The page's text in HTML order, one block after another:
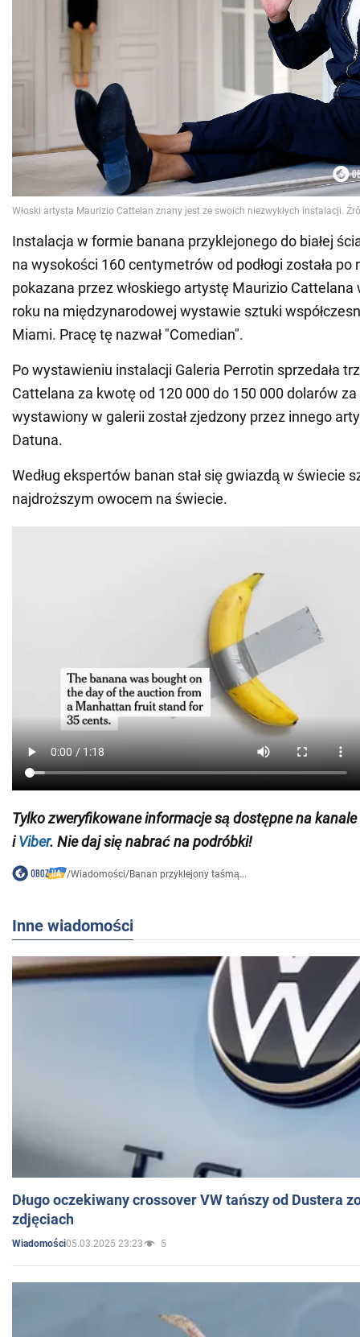
Instalacja w formie banana przyklejonego do białej
na wysokości 160 centymetrów od podłogi została po
pokazana przez włoskiego artystę Maurizio Cattelana
roku na międzynarodowej wystawie sztuki
Miami. Pracę tę nazwał "Comedian".
Po wystawieniu instalacji Galeria Perrotin sprzedała
Cattelana za kwotę od 120 000 do 150 000 dolarów
wystawiony w galerii został zjedzony przez innego
Datuna.
Według ekspertów banan stał się gwiazdą w świecie
najdroższym owocem na świecie.
Tylko zweryfikowane informacje są dostępne nakanale
iViber. Nie daj się nabrać na podróbki!
/Wiadomości/Banan przyklejony taśmą...
Inne wiadomości
Długo oczekiwany crossover VW tańszy od Dustera
zdjęciach
Wiadomości05.03.2025 23:23 5